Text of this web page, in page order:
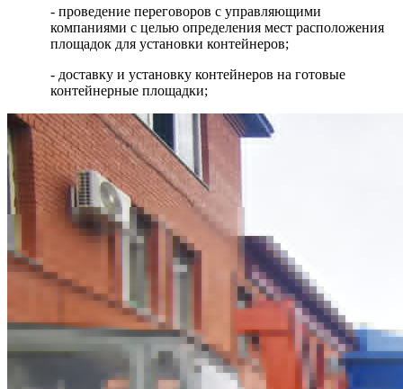
- проведение переговоров с управляющими
компаниями с целью определения мест расположения
площадок для установки контейнеров;
- доставку и установку контейнеров на готовые
контейнерные площадки;